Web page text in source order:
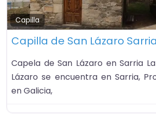
Capilla
Capilla de San Lázaro Sarria
Capela de San Lázaro en Sarria
Lázaro se encuentra en Sarria,
en Galicia,